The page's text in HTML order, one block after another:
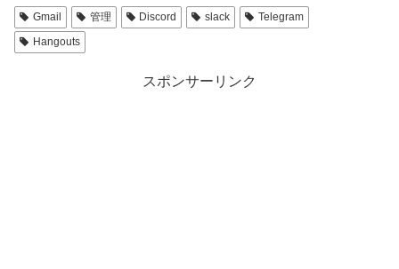
Gmail 管理 Discord slack
Telegram
Hangouts
スポンサーリンク